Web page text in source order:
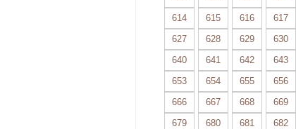
614
615 616 617
627
628 629 630
640
641 642 643
653
654 655 656
666
667 668 669
679
680 681 682